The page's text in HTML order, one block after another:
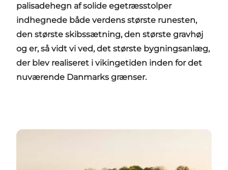
palisadehegn af solide egetræsstolper
indhegnede både verdens største runesten,
den største skibssætning, den største gravhøj
og er, så vidt vi ved, det største bygningsanlæg,
der blev realiseret i vikingetiden inden for det
nuværende Danmarks grænser.